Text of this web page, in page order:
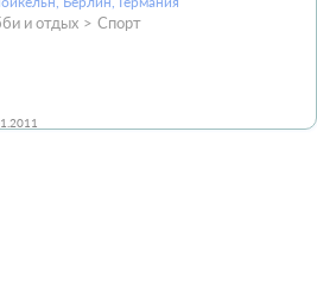
и отдых Спорт